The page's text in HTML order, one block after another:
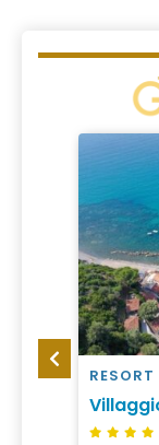
RESORT